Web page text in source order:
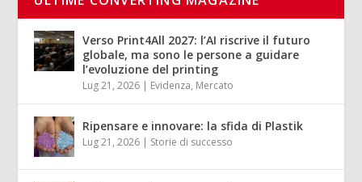
Verso Print4All 2027: l’AI riscrive il futuro
globale, ma sono le persone a guidare
l’evoluzione del printing
Lug 21, 2026 | Evidenza, Mercato
Ripensare e innovare: la sfida di Plastik
Lug 21, 2026 | Storie di successo